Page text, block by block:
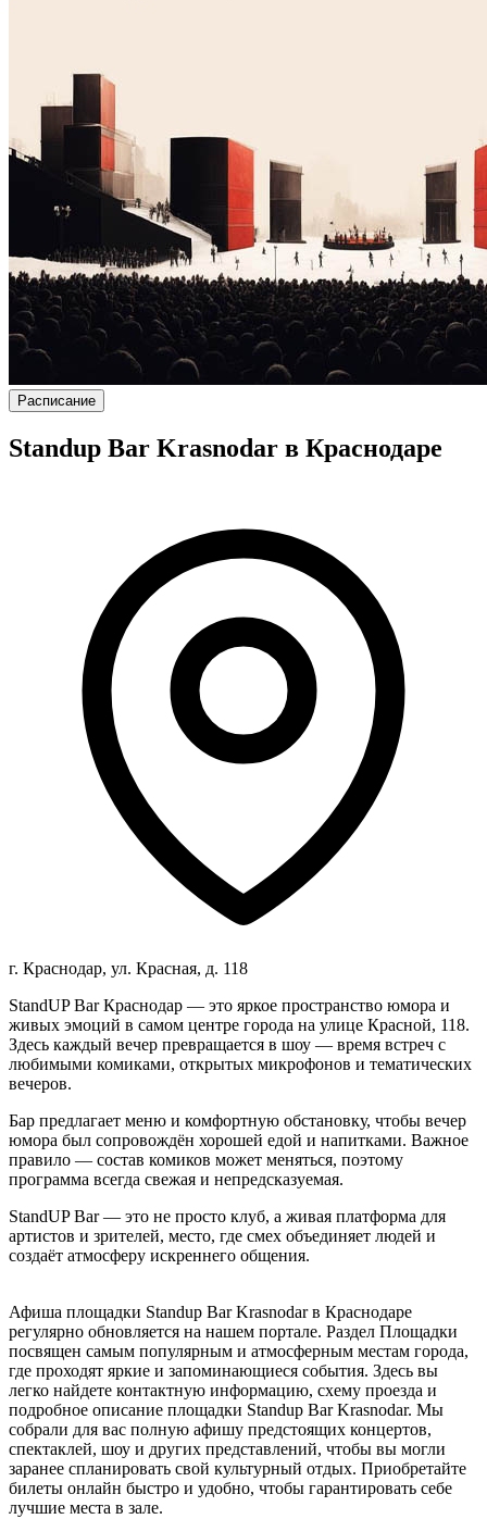
Расписание
Standup Bar Krasnodar в Краснодаре
г. Краснодар, ул. Красная, д. 118
StandUP Bar Краснодар — это яркое пространство юмора и
живых эмоций в самом центре города на улице Красной, 118.
Здесь каждый вечер превращается в шоу — время встреч с
любимыми комиками, открытых микрофонов и тематических
вечеров.
Бар предлагает меню и комфортную обстановку, чтобы вечер
юмора был сопровождён хорошей едой и напитками. Важное
правило — состав комиков может меняться, поэтому
программа всегда свежая и непредсказуемая.
StandUP Bar — это не просто клуб, а живая платформа для
артистов и зрителей, место, где смех объединяет людей и
создаёт атмосферу искреннего общения.
Афиша площадки Standup Bar Krasnodar в Краснодаре
регулярно обновляется на нашем портале. Раздел Площадки
посвящен самым популярным и атмосферным местам города,
где проходят яркие и запоминающиеся события. Здесь вы
легко найдете контактную информацию, схему проезда и
подробное описание площадки Standup Bar Krasnodar. Мы
собрали для вас полную афишу предстоящих концертов,
спектаклей, шоу и других представлений, чтобы вы могли
заранее спланировать свой культурный отдых. Приобретайте
билеты онлайн быстро и удобно, чтобы гарантировать себе
лучшие места в зале.